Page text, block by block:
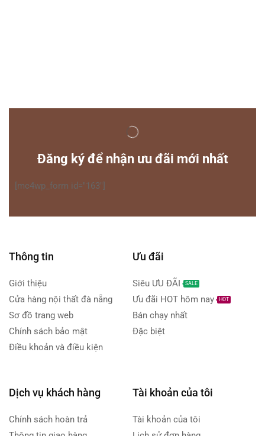
Đăng ký để nhận ưu đãi mới nhất
[mc4wp_form id="163"]
Thông tin
Giới thiệu
Cửa hàng nội thất đà nẵng
Sơ đồ trang web
Chính sách bảo mật
Điều khoản và điều kiện
Ưu đãi
Siêu ƯU ĐÃI SALE
Ưu đãi HOT hôm nay HOT
Bán chạy nhất
Đặc biệt
Dịch vụ khách hàng
Chính sách hoàn trả
Tài khoản của tôi
Tài khoản của tôi